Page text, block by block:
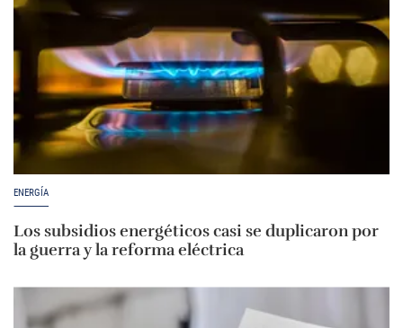
ENERGÍA
Los subsidios energéticos casi se duplicaron por
la guerra y la reforma eléctrica